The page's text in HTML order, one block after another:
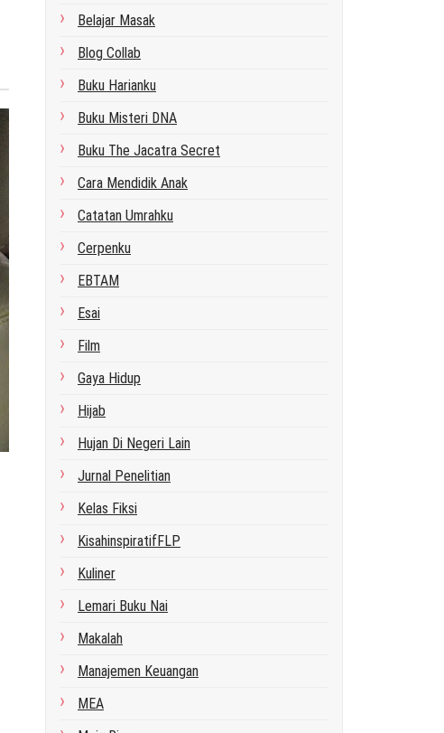
Belajar Masak
Blog Collab
Buku Harianku
Buku Misteri DNA
Buku The Jacatra Secret
Cara Mendidik Anak
Catatan Umrahku
Cerpenku
EBTAM
Esai
Film
Gaya Hidup
Hijab
Hujan Di Negeri Lain
Jurnal Penelitian
Kelas Fiksi
KisahinspiratifFLP
Kuliner
Lemari Buku Nai
Makalah
Manajemen Keuangan
MEA